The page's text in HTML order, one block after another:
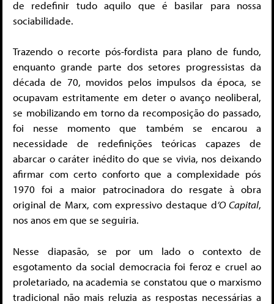
de redefinir tudo aquilo que é basilar para nossa
sociabilidade.
Trazendo o recorte pós-fordista para plano de fundo,
enquanto grande parte dos setores progressistas da
década de 70, movidos pelos impulsos da época, se
ocupavam estritamente em deter o avanço neoliberal,
se mobilizando em torno da recomposição do passado,
foi nesse momento que também se encarou a
necessidade de redefinições teóricas capazes de
abarcar o caráter inédito do que se vivia, nos deixando
afirmar com certo conforto que a complexidade pós
1970 foi a maior patrocinadora do resgate à obra
original de Marx, com expressivo destaque d’O Capital,
nos anos em que se seguiria.
Nesse diapasão, se por um lado o contexto de
esgotamento da social democracia foi feroz e cruel ao
proletariado, na academia se constatou que o marxismo
tradicional não mais reluzia as respostas necessárias a